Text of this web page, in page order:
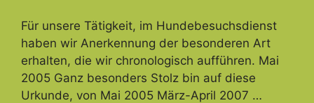
Für unsere Tätigkeit, im Hundebesuchsdienst
haben wir Anerkennung der besonderen Art
erhalten, die wir chronologisch aufführen. Mai
2005 Ganz besonders Stolz bin auf diese
Urkunde, von Mai 2005 März-April 2007 …